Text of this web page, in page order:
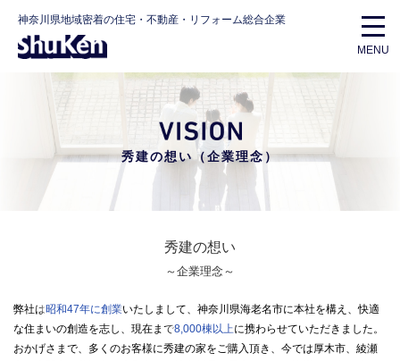
神奈川県地域密着の住宅・不動産・リフォーム総合企業
MENU
秀建の想い（企業理念）
秀建の想い
～企業理念～
弊社は昭和47年に創業いたしまして、神奈川県海老名市に本社を構え、快適
な住まいの創造を志し、現在まで8,000棟以上に携わらせていただきました。
おかげさまで、多くのお客様に秀建の家をご購入頂き、今では厚木市、綾瀬